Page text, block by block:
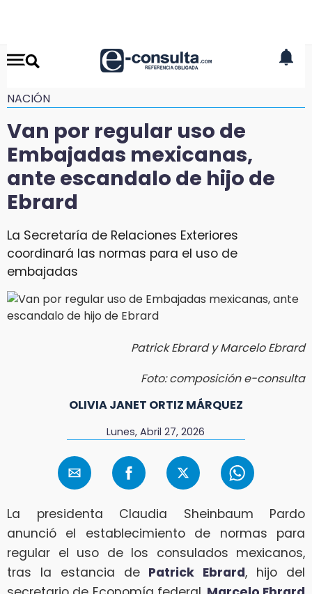
NACIÓN
Van por regular uso de
Embajadas mexicanas,
ante escandalo de hijo de
Ebrard
La Secretaría de Relaciones Exteriores
coordinará las normas para el uso de
embajadas
Patrick Ebrard y Marcelo Ebrard
Foto: composición e-consulta
OLIVIA JANET ORTIZ MÁRQUEZ
Lunes, Abril 27, 2026
La presidenta Claudia Sheinbaum Pardo
anunció el establecimiento de normas para
regular el uso de los consulados mexicanos,
tras la estancia de Patrick Ebrard, hijo del